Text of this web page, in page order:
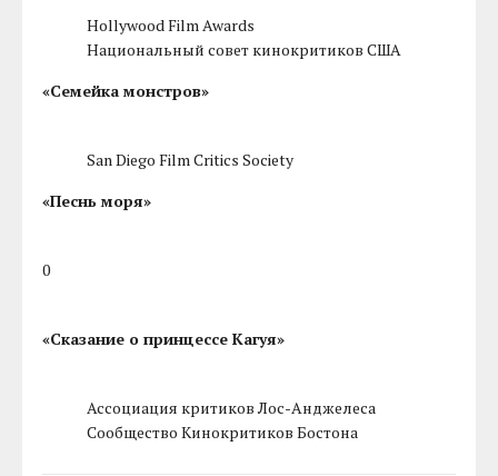
Hollywood Film Awards
Национальный совет кинокритиков США
«Семейка монстров»
San Diego Film Critics Society
«Песнь моря»
0
«Сказание о принцессе Кагуя»
Ассоциация критиков Лос-Анджелеса
Сообщество Кинокритиков Бостона